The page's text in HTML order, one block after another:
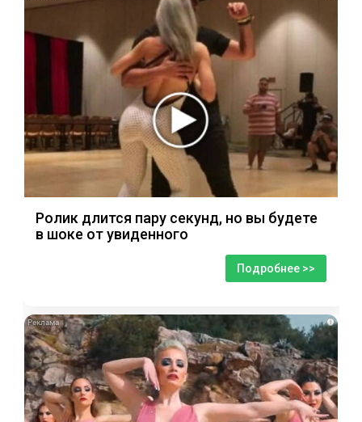
Ролик длится пару секунд, но вы будете
в шоке от увиденного
Подробнее >>
i